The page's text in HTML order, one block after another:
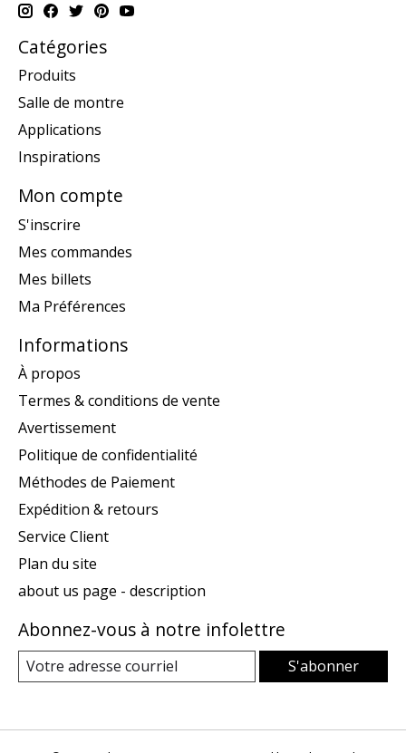
Catégories
Produits
Salle de montre
Applications
Inspirations
Mon compte
S'inscrire
Mes commandes
Mes billets
Ma Préférences
Informations
À propos
Termes & conditions de vente
Avertissement
Politique de confidentialité
Méthodes de Paiement
Expédition & retours
Service Client
Plan du site
about us page - description
Abonnez-vous à notre infolettre
S'abonner